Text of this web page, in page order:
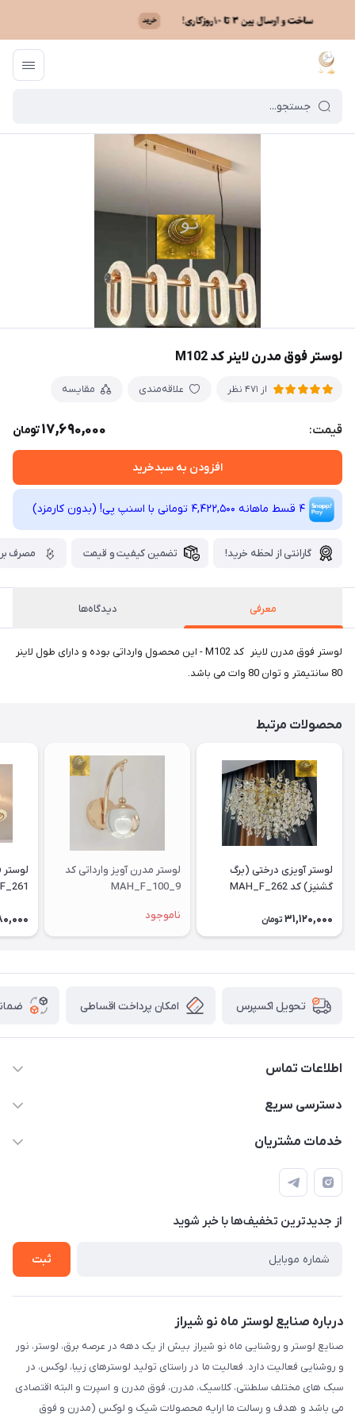
ماه نو / فهرست محصولات
لوستر فوق مدرن لاینر کد M102
از 471 نظر علاقه‌مندی مقایسه
قیمت: 17,690,000تومان
افزودن به سبدخرید
4 قسط ماهانه 4,422,500 تومانی با اسنپ ‌پی! (بدون کارمزد)
گارانتی از لحظه خرید! تضمین کیفیت و قیمت مصرف
معرفی دیدگاه‌ها
لوستر فوق مدرن لاینر کد M102 - این محصول وارداتی بوده و دارای طول لاینر
80 سانتیمتر و توان 80 وات می باشد.
محصولات مرتبط
لوستر آویزی درختی (برگ
گشنیز) کد MAH_F_262
31,120,000 تومان
لوستر مدرن آویز وارداتی کد
MAH_F_100_9
ناموجود
تحویل اکسپرس امکان پرداخت اقساطی
اطلاعات تماس
09171115348
طبقه همکف واحد 131
دسترسی سریع
مجله فروشگاه
درباره ما
تماس با ما
خدمات مشتریان
قوانین و مقررات
حریم خصوصی
راهنما
از جدید‌ترین تخفیف‌ها با‌ خبر شوید
ثبت
درباره صنایع لوستر ماه نو شیراز
صنایع لوستر و روشنایی ماه نو شیراز بیش از یک دهه در عرصه برق، لوستر، نور
و روشنایی فعالیت دارد. فعالیت ما در راستای تولید لوسترهای زیبا، لوکس، در
سبک های مختلف سلطنتی، کلاسیک، مدرن، فوق مدرن و اسپرت و البته اقتصادی
می باشد و هدف و رسالت ما ارایه محصولات شیک و لوکس (مدرن و فوق